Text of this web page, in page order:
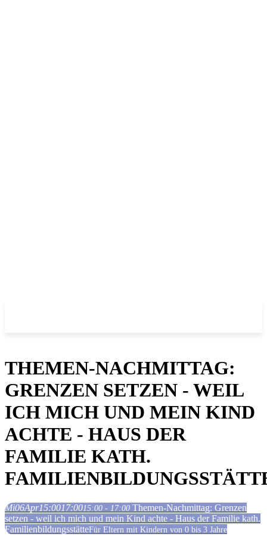
THEMEN-NACHMITTAG:
GRENZEN SETZEN - WEIL
ICH MICH UND MEIN KIND
ACHTE - HAUS DER
FAMILIE KATH.
Mi06Apr15:0017:0015:00 - 17:00 Themen-Nachmittag: Grenzen
setzen - weil ich mich und mein Kind achte - Haus der Familie kath.
FamilienbildungsstätteFür Eltern mit Kindern von 0 bis 3 Jahre